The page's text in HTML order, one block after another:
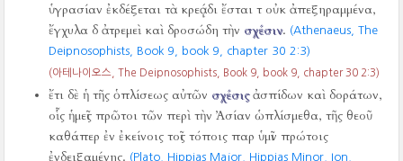
ὑγρασίαν ἐκδέξεται τὰ κρεᾴδι ἔσται τ οὐκ ἀπεξηραμμένα,
ἔγχυλα δ ἀτρεμεὶ καὶ δροσώδη τὴν σχέσιν. (Athenaeus, The
Deipnosophists, Book 9, book 9, chapter 30 2:3)
(아테나이오스, The Deipnosophists, Book 9, book 9, chapter 30 2:3)
ἔτι δὲ ἡ τῆς ὁπλίσεως αὐτῶν σχέσιςἀσπίδων καὶ δοράτων,
οἷς ἡμεῖς πρῶτοι τῶν περὶ τὴν Ἀσίαν ὡπλίσμεθα, τῆς θεοῦ
καθάπερ ἐν ἐκείνοις τοῖς τόποις παρ ὑμῖν πρώτοις
ἐνδειξαμένης. (Plato, Hippias Major, Hippias Minor, Ion,